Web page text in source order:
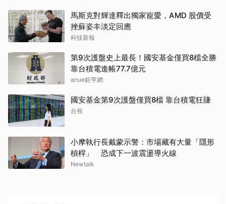
馬斯克對輝達釋出獨家寵愛，AMD 股價受
挫蘇姿丰淡定回應
科技新報
第9次護盤史上最長！國安基金僅買8檔全勝
靠台積電進帳77.7億元
anue鉅亨網
國安基金第9次護盤僅買8檔 靠台積電狂賺
台視
小摩執行長戴蒙示警：市場藏有大量「隱形
槓桿」 恐成下一波震盪導火線
Newtalk
取消